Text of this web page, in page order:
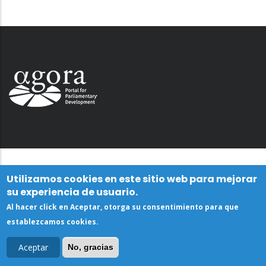
Utilizamos cookies en este sitio web para mejorar
su experiencia de usuario.
Al hacer click en Aceptar, otorga su consentimiento para que
establezcamos cookies.
Aceptar No, gracias